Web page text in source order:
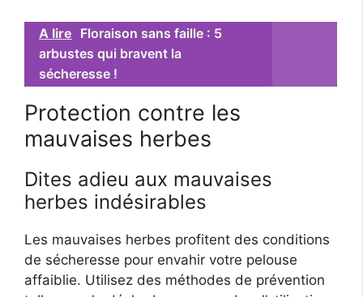
A lire Floraison sans faille : 5
arbustes qui bravent la
sécheresse !
Protection contre les
mauvaises herbes
Dites adieu aux mauvaises
herbes indésirables
Les mauvaises herbes profitent des conditions
de sécheresse pour envahir votre pelouse
affaiblie. Utilisez des méthodes de prévention